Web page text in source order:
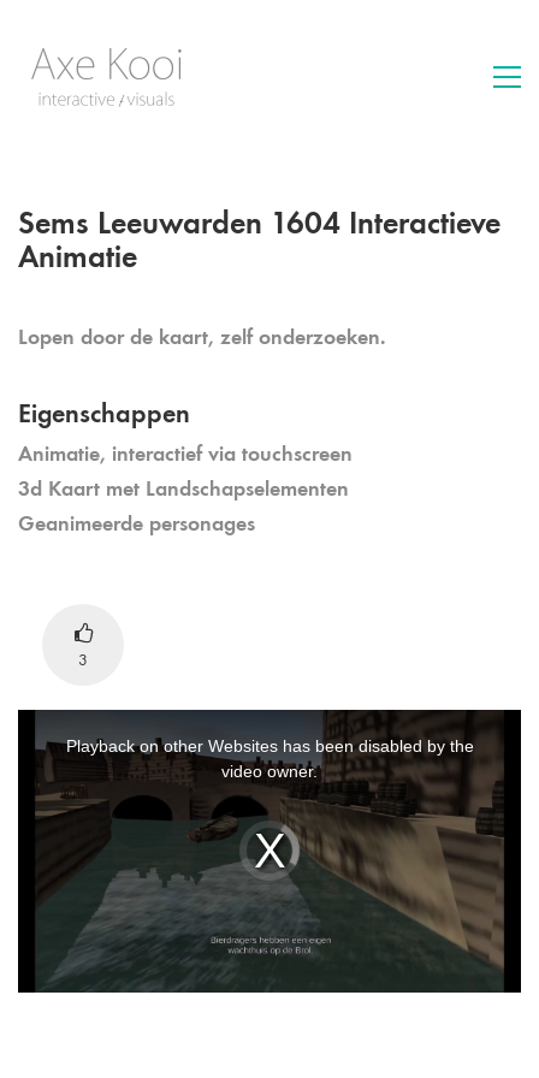
Sems Leeuwarden 1604 Interactieve
Animatie
Lopen door de kaart, zelf onderzoeken.
Eigenschappen
Animatie, interactief via touchscreen
3d Kaart met Landschapselementen
Geanimeerde personages
3
Video
Player
is
loading.
modal
window.
Playback on other Websites has been disabled by the
video owner.